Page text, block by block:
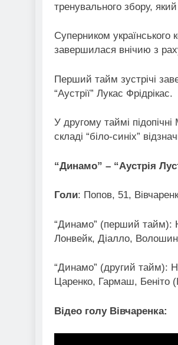
тренувального збору,
Суперником українського
завершилася внічию з
Перший тайм зустрічі
“Аустрії” Лукас Фрідрікас.
У другому таймі
складі “біло-синіх”
“Динамо” – “Аустрія
Голи: Попов, 51,
“Динамо” (перший тайм):
Лонвейк, Діалло,
“Динамо” (другий тайм):
Царенко, Гармаш, Беніто
Відео голу Вівчаренка: